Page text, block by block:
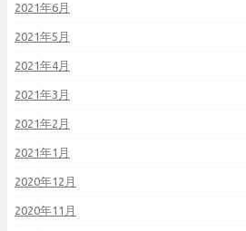
2021年6月
2021年5月
2021年4月
2021年3月
2021年2月
2021年1月
2020年12月
2020年11月